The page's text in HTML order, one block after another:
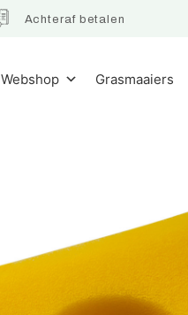
Achteraf betalen
Webshop Grasmaaiers